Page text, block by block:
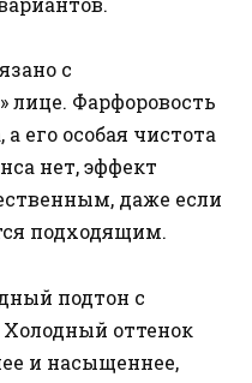
с
лице. Фарфоровость
его особая чистота
нет, эффект
даже если
подходящим.
подтон с
оттенок
и насыщеннее,